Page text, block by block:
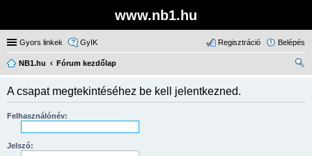
www.nb1.hu
Gyors linkek GyIK Belépés
Regisztráció
NB1.hu
Fórum kezdőlap
A csapat megtekintéséhez be kell jelentkezned.
Felhasználónév:
Jelszó: